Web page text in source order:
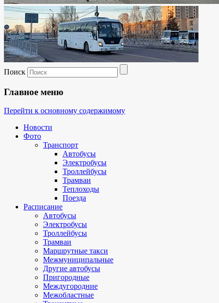
Поиск
Главное меню
Перейти к основному содержимому
Новости
Фото
Транспорт
Автобусы
Электробусы
Троллейбусы
Трамваи
Теплоходы
Поезда
Расписание
Автобусы
Электробусы
Троллейбусы
Трамваи
Маршрутные такси
Межмуниципальные
Другие автобусы
Пригородные
Междугородние
Межобластные